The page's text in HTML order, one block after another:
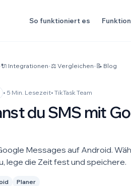
So funktioniert es
🔌 Integrationen•⚖️ Vergleichen•📝 Blog
• 5 Min. Lesezeit• TikTask Team
du SMS mit
Messages auf Android.
lege die Zeit fest und speichere.
Planer